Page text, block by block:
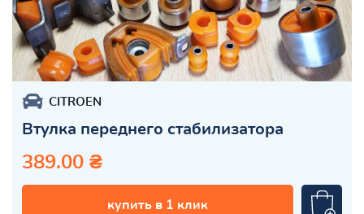
CITROEN
Втулка переднего стабилизатора
389.00 ₴
купить в 1 клик